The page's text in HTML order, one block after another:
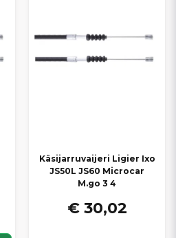
Käsijarruvaijeri Ligier Ixo
JS50L JS60 Microcar
M.go 3 4
€ 30,02